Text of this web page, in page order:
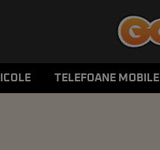
TELEFOANE MOBILE